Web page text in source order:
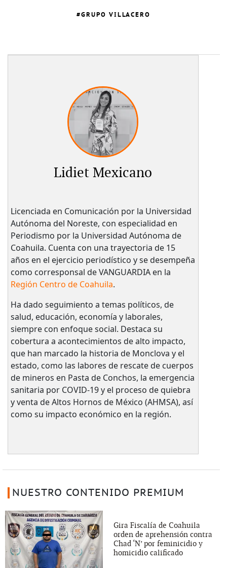
GRUPO VILLACERO
Lidiet Mexicano
Licenciada en Comunicación por la Universidad
Autónoma del Noreste, con especialidad en
Periodismo por la Universidad Autónoma de
Coahuila. Cuenta con una trayectoria de 15
años en el ejercicio periodístico y se desempeña
como corresponsal de VANGUARDIA en la
Región Centro de Coahuila.
Ha dado seguimiento a temas políticos, de
salud, educación, economía y laborales,
siempre con enfoque social. Destaca su
cobertura a acontecimientos de alto impacto,
que han marcado la historia de Monclova y el
estado, como las labores de rescate de cuerpos
de mineros en Pasta de Conchos, la emergencia
sanitaria por COVID-19 y el proceso de quiebra
y venta de Altos Hornos de México (AHMSA), así
como su impacto económico en la región.
NUESTRO CONTENIDO PREMIUM
Gira Fiscalía de Coahuila
orden de aprehensión contra
Chad ‘N’ por feminicidio y
homicidio calificado